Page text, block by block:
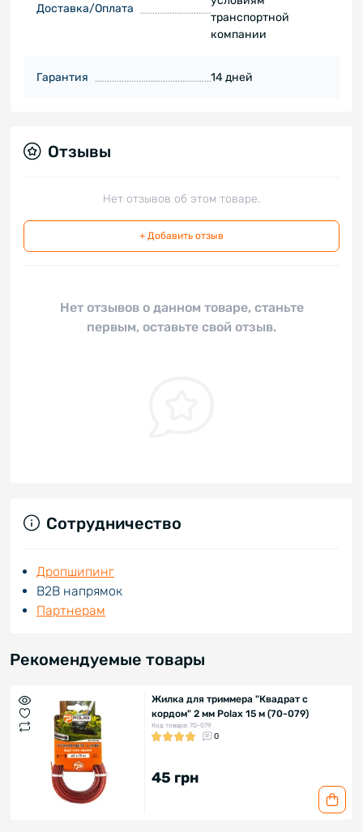
Доставка/Оплата
транспортной
компании
Гарантия 14 дней
Отзывы
Нет отзывов об этом товаре.
+ Добавить отзыв
Нет отзывов о данном товаре, станьте
первым, оставьте свой отзыв.
Сотрудничество
Дропшипинг
В2В напрямок
Партнерам
Рекомендуемые товары
Жилка для триммера "Квадрат с
кордом" 2 мм Polax 15 м (70-079)
Код товара: 70-079
0
45 грн